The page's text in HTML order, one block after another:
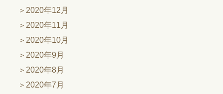
2020年12月
2020年11月
2020年10月
2020年9月
2020年8月
2020年7月